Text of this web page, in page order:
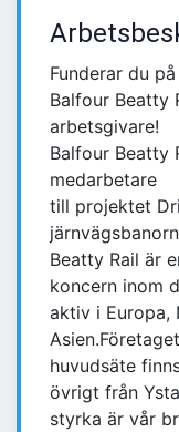
Funderar du
Balfour Beatty
arbetsgivare!
Balfour Beatty
medarbetare
till projektet
Beatty Rail är
koncern inom
aktiv i Europa,
huvudsäte
övrigt från
styrka är vår